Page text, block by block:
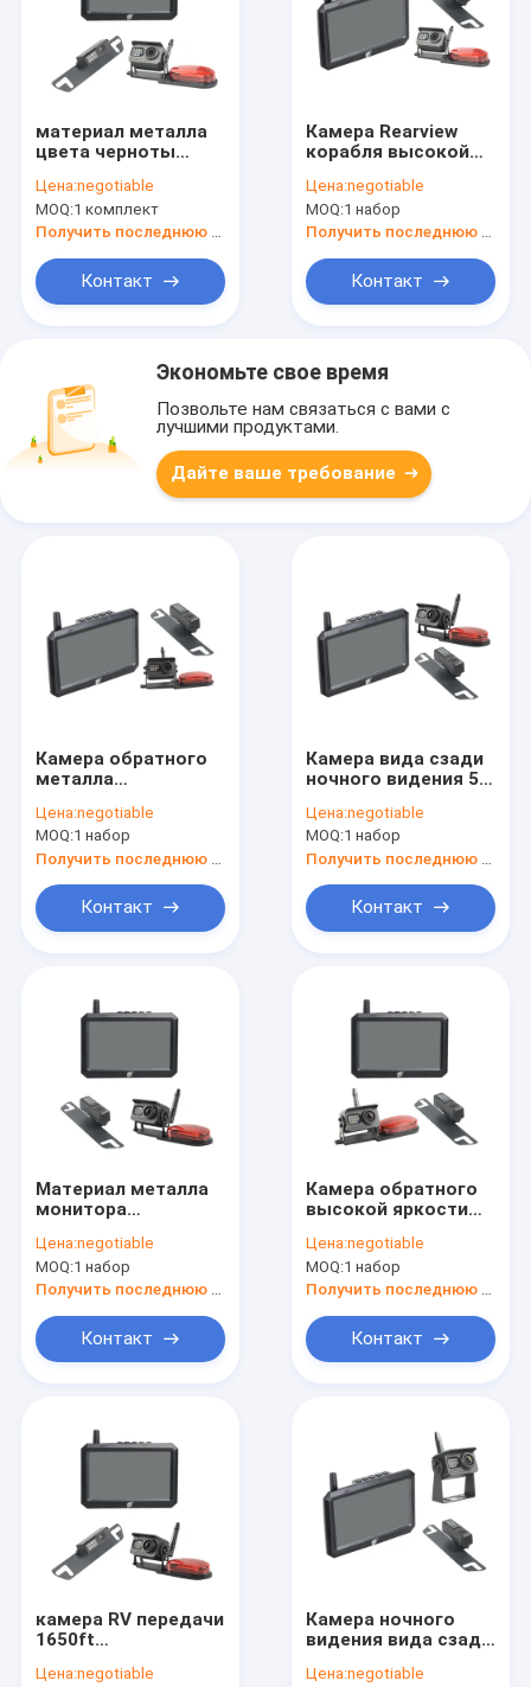
Продукция
О Компании
Наша фабрика
материал металла
цвета черноты
разрешения 1080П
беспроводной
резервный
Цена:negotiable
MOQ:1 комплект
Получить последнюю цену
Контакт
Камера Rearview
корабля высокой
беспроводная экран
IP69K цвета 5
дюймов
Цена:negotiable
MOQ:1 набор
Получить последнюю цену
Контакт
Экономьте свое время
Позвольте нам связаться с вами с
лучшими продуктами.
Дайте ваше требование
Камера обратного
металла
беспроводная HD
экран цвета 5 IPS
дюйма
Цена:negotiable
MOQ:1 набор
Контакт
Камера вида сзади
ночного видения 5
цвета дюйма
беспроводной
Цена:negotiable
MOQ:1 набор
Контакт
Материал металла
монитора
камеры
радиотелеграфа
высокой яркости
Цена:negotiable
MOQ:1 набор
Получить последнюю цену
Контакт
Камера обратного
высокой яркости
металла экрана
цвета 5 дюймов
Цена:negotiable
MOQ:1 набор
Получить последнюю цену
Контакт
камера RV передачи
1650ft
резервная экран
Цена:negotiable
Камера ночного
видения вида сзади
DVR монитор цвета
Цена:negotiable